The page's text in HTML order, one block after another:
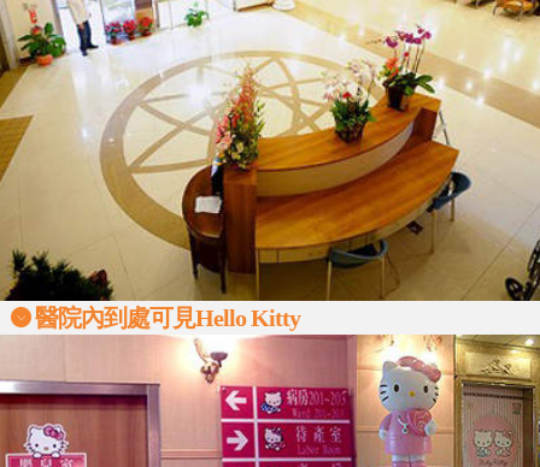
醫院內到處可見Hello Kitty